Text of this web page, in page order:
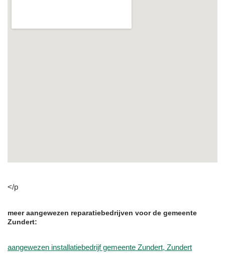
</p
meer aangewezen reparatiebedrijven voor de gemeente
Zundert:
aangewezen installatiebedrijf gemeente Zundert, Zundert